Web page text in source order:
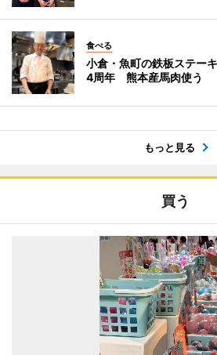
食べる
小倉・魚町の鉄板ステー
4周年 熊本産馬肉使う
もっと見る
買う